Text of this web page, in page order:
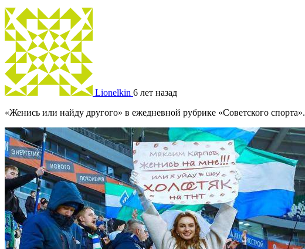
Lionelkin 6 лет назад
«Женись или найду другого» в ежедневной рубрике «Советского спорта».